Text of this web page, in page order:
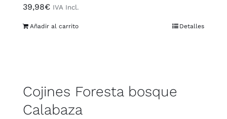
39,98€ IVA Incl.
Añadir al carrito Detalles
Cojines Foresta bosque
Calabaza